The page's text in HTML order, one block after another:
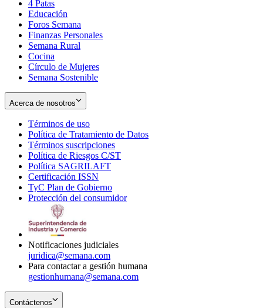
new
window
in
new
window
4 Patas
Educación
Foros Semana
Finanzas Personales
Semana Rural
Cocina
Círculo de Mujeres
Semana Sostenible
Acerca de nosotros
Términos de uso
in
new
window
Política de Tratamiento de Datos
Términos suscripciones
in
Política de Riesgos C/ST
Política SAGRILAFT
new
window
Certificación ISSN
in
new
TyC Plan de Gobierno
in
Protección del consumidorOpens
Notificaciones judiciales
juridica@semana.com
Para contactar a gestión humana
gestionhumana@semana.com
Contáctenos